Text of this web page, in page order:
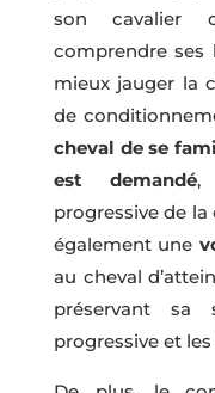
son cavalier
comprendre ses
mieux jauger la
de
cheval de se
est demandé,
progressive de
également une
au cheval
préservant
progressive et